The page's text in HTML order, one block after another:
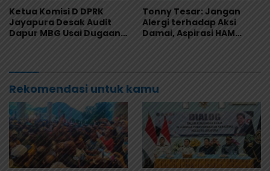
Ketua Komisi D DPRK
Jayapura Desak Audit
Dapur MBG Usai Dugaan
Tonny Tesar: Jangan
Alergi terhadap Aksi
Damai, Aspirasi HAM
Rekomendasi untuk kamu